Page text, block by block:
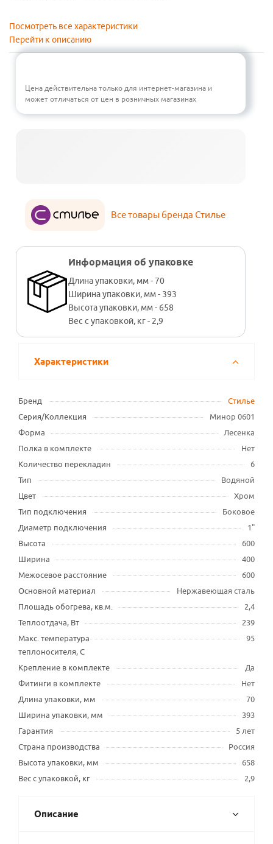
Посмотреть все характеристики
Перейти к описанию
Цена действительна только для интернет-магазина и
может отличаться от цен в розничных магазинах
Все товары бренда Стилье
Информация об упаковке
Длина упаковки, мм - 70
Ширина упаковки, мм - 393
Высота упаковки, мм - 658
Вес с упаковкой, кг - 2,9
Характеристики
Бренд
Стилье
Серия/Коллекция
Минор 0601
Форма
Лесенка
Полка в комплекте
Нет
Количество перекладин
6
Тип
Водяной
Цвет
Хром
Тип подключения
Боковое
Диаметр подключения
1"
Высота
600
Ширина
400
Межосевое расстояние
600
Основной материал
Нержавеющая сталь
Площадь обогрева, кв.м.
2,4
Теплоотдача, Вт
239
Макс. температура
теплоносителя, С
95
Крепление в комплекте
Да
Фитинги в комплекте
Нет
Длина упаковки, мм
70
Ширина упаковки, мм
393
Гарантия
5 лет
Страна производства
Россия
Высота упаковки, мм
658
Вес с упаковкой, кг
2,9
Описание